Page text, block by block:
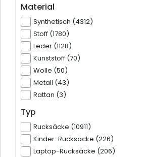
Material
Synthetisch (4312)
Stoff (1780)
Leder (1128)
Kunststoff (70)
Wolle (50)
Metall (43)
Rattan (3)
Typ
Rucksäcke (10911)
Kinder-Rucksäcke (226)
Laptop-Rucksäcke (206)